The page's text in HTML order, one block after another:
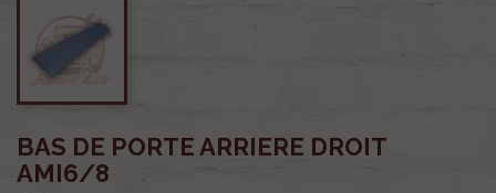
BAS DE PORTE ARRIERE DROIT
AMI6/8